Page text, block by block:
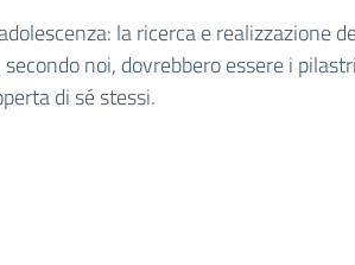
la ricerca e realizzazione
noi, dovrebbero essere i
di sé stessi.